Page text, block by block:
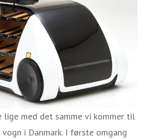
lige med det samme vi kommer til
i Danmark. I første omgang